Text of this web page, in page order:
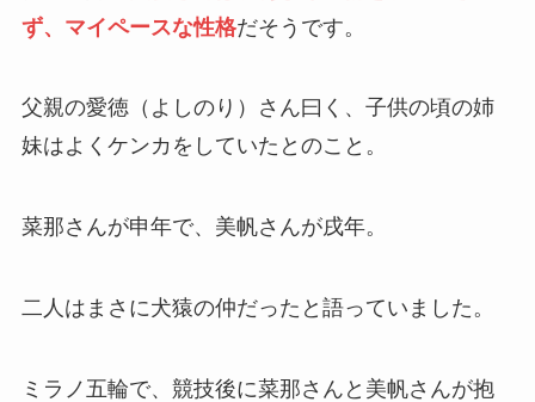
ず、マイペースな性格だそうです。
父親の愛徳（よしのり）さん曰く、子供の頃の姉
妹はよくケンカをしていたとのこと。
菜那さんが申年で、美帆さんが戌年。
二人はまさに犬猿の仲だったと語っていました。
ミラノ五輪で、競技後に菜那さんと美帆さんが抱